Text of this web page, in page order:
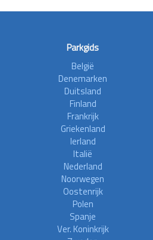
Parkgids
België
Denemarken
Duitsland
Finland
Frankrijk
Griekenland
Ierland
Italië
Nederland
Noorwegen
Oostenrijk
Polen
Spanje
Ver. Koninkrijk